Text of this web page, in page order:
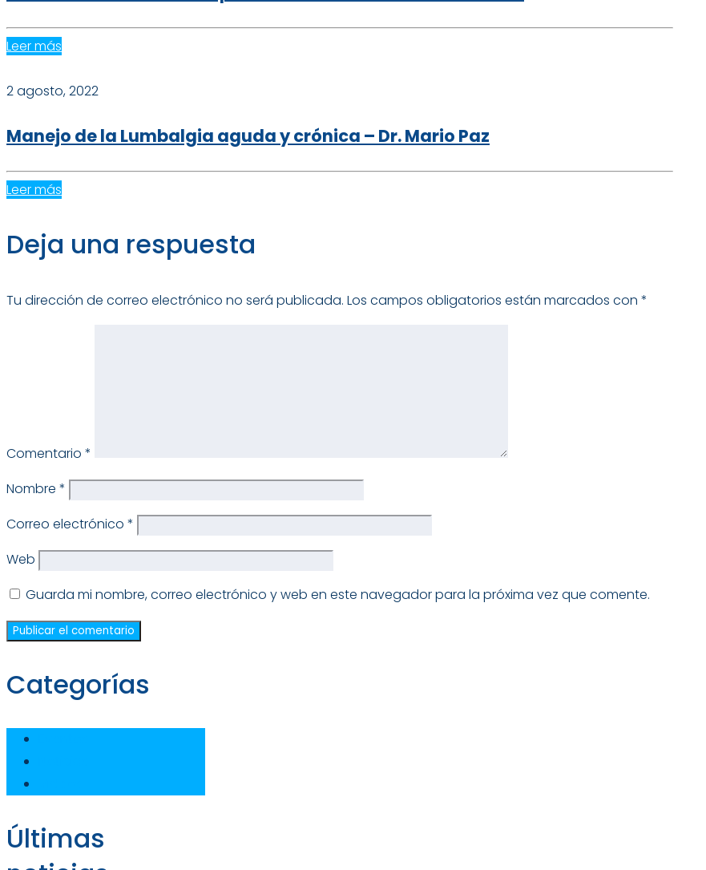
Leer más
2 agosto, 2022
Manejo de la Lumbalgia aguda y crónica – Dr. Mario Paz
Leer más
Deja una respuesta
Tu dirección de correo electrónico no será publicada. Los campos obligatorios están marcados con *
Comentario *
Nombre *
Correo electrónico *
Web
Guarda mi nombre, correo electrónico y web en este navegador para la próxima vez que comente.
Categorías
Últimas